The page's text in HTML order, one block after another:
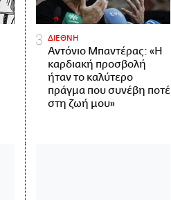
ΔΙΕΘΝΗ
Αντόνιο Μπαντέρας: «Η
καρδιακή προσβολή
ήταν το καλύτερο
πράγμα που συνέβη ποτέ
στη ζωή μου»